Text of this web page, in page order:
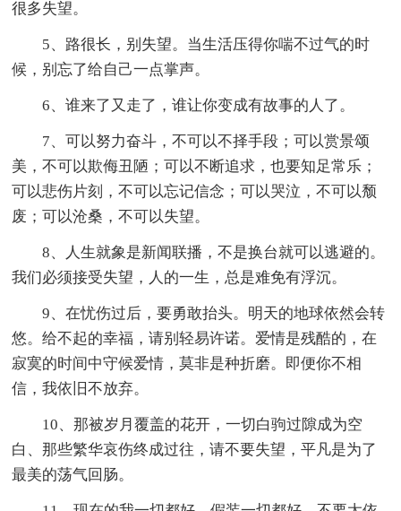
很多失望。
5、路很长，别失望。当生活压得你喘不过气的时
候，别忘了给自己一点掌声。
6、谁来了又走了，谁让你变成有故事的人了。
7、可以努力奋斗，不可以不择手段；可以赏景颂
美，不可以欺侮丑陋；可以不断追求，也要知足常乐；
可以悲伤片刻，不可以忘记信念；可以哭泣，不可以颓
废；可以沧桑，不可以失望。
8、人生就象是新闻联播，不是换台就可以逃避的。
我们必须接受失望，人的一生，总是难免有浮沉。
9、在忧伤过后，要勇敢抬头。明天的地球依然会转
悠。给不起的幸福，请别轻易许诺。爱情是残酷的，在
寂寞的时间中守候爱情，莫非是种折磨。即便你不相
信，我依旧不放弃。
10、那被岁月覆盖的花开，一切白驹过隙成为空
白、那些繁华哀伤终成过往，请不要失望，平凡是为了
最美的荡气回肠。